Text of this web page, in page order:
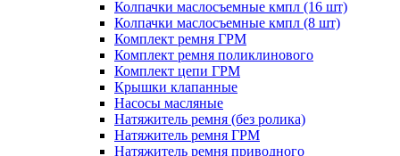
Колпачки маслосъемные кмпл (16 шт)
Колпачки маслосъемные кмпл (8 шт)
Комплект ремня ГРМ
Комплект ремня поликлинового
Комплект цепи ГРМ
Крышки клапанные
Насосы масляные
Натяжитель ремня (без ролика)
Натяжитель ремня ГРМ
Натяжитель ремня приводного